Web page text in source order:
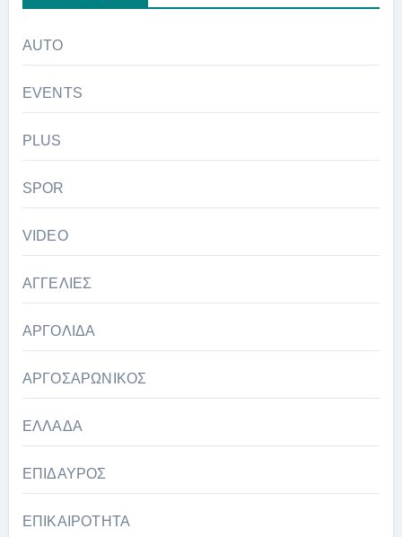
AUTO
EVENTS
PLUS
SPOR
VIDEO
ΑΓΓΕΛΙΕΣ
ΑΡΓΟΛΙΔΑ
ΑΡΓΟΣΑΡΩΝΙΚΟΣ
ΕΛΛΑΔΑ
ΕΠΙΔΑΥΡΟΣ
ΕΠΙΚΑΙΡΟΤΗΤΑ